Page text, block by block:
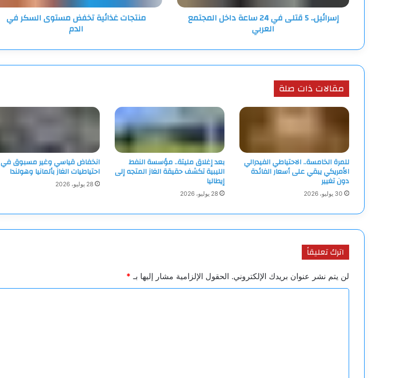
العربي
إسرائيل.. 5 قتلى في 24 ساعة داخل المجتمع
العربي
منتجات غذائية تخفض مستوى السكر في
الدم
مقالات ذات صلة
للمرة الخامسة.. الاحتياطي الفيدرالي
الأمريكي يبقي على أسعار الفائدة
دون تغيير
30 يوليو، 2026
بعد إغلاق مليتة.. مؤسسة النفط
الليبية تكشف حقيقة الغاز المتجه إلى
إيطاليا
28 يوليو، 2026
انخفاض قياسي وغير مسبوق في
احتياطيات الغاز بألمانيا وهولندا
28 يوليو، 2026
اترك تعليقاً
لن يتم نشر عنوان بريدك الإلكتروني. الحقول الإلزامية مشار إليها بـ *